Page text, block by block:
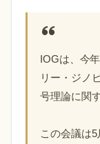
IOGは、今
リー・ジノ
号理論に関
この会議は